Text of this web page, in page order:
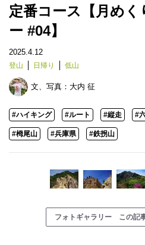
定番コース【月め
ー #04】
2025.4.12
登山 日帰り 低山
文、写真： 大内 征
#ハイキング #ルート #縦走 #
#栂尾山 #兵庫県 #鉄拐山
フォトギャラリー この記